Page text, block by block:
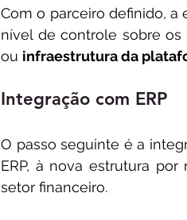
Com o parceiro definido,
nível de controle sobre
ou infraestrutura da
Integração com ERP
O passo seguinte é a
ERP, à nova estrutura
setor financeiro.